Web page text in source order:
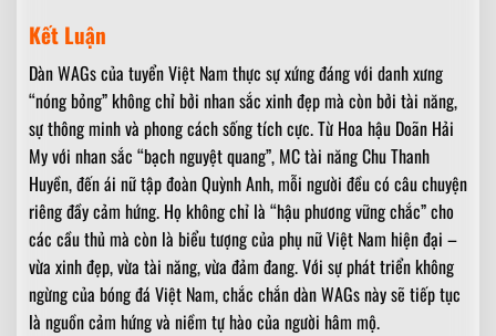
Kết Luận
Dàn WAGs của tuyển Việt Nam thực sự xứng đáng với danh xưng
“nóng bỏng” không chỉ bởi nhan sắc xinh đẹp mà còn bởi tài năng,
sự thông minh và phong cách sống tích cực. Từ Hoa hậu Doãn Hải
My với nhan sắc “bạch nguyệt quang”, MC tài năng Chu Thanh
Huyền, đến ái nữ tập đoàn Quỳnh Anh, mỗi người đều có câu chuyện
riêng đầy cảm hứng. Họ không chỉ là “hậu phương vững chắc” cho
các cầu thủ mà còn là biểu tượng của phụ nữ Việt Nam hiện đại –
vừa xinh đẹp, vừa tài năng, vừa đảm đang. Với sự phát triển không
ngừng của bóng đá Việt Nam, chắc chắn dàn WAGs này sẽ tiếp tục
là nguồn cảm hứng và niềm tự hào của người hâm mộ.